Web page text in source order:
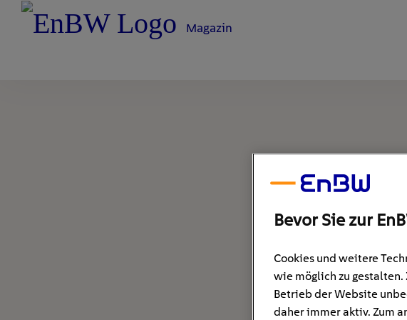
Magazin
Bevor Sie zur
Cookies und weitere
wie möglich zu gestalten.
Betrieb der Website
daher immer aktiv. Zum